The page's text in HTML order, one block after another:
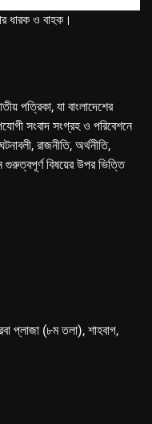
ধারক ও বাহক।
পত্রিকা, যা বাংলাদেশের
সংবাদ সংগ্রহ ও পরিবেশনে
রাজনীতি, অর্থনীতি,
গুরুত্বপূর্ণ বিষয়ের উপর ভিত্তি
প্লাজা (৮ম তলা), শাহবাগ,